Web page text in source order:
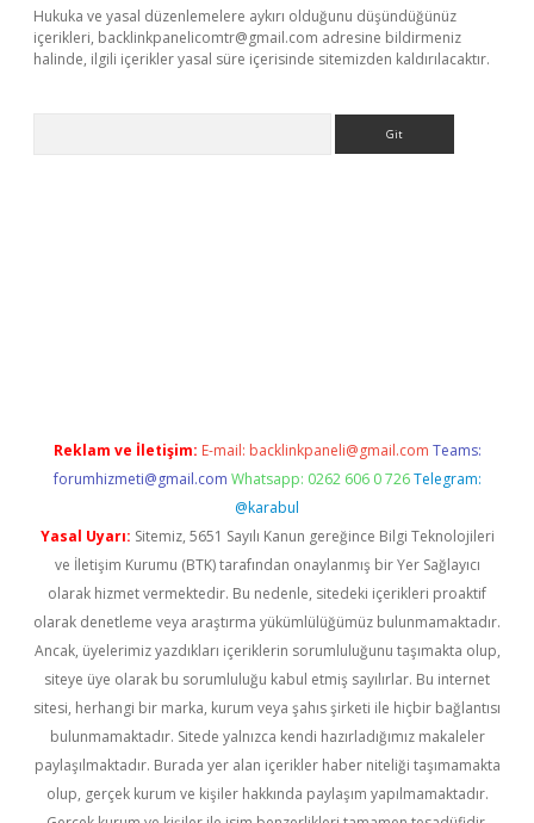
Hukuka ve yasal düzenlemelere aykırı olduğunu düşündüğünüz
içerikleri, backlinkpanelicomtr@gmail.com adresine bildirmeniz
halinde, ilgili içerikler yasal süre içerisinde sitemizden kaldırılacaktır.
Reklam ve İletişim: E-mail: backlinkpaneli@gmail.com Teams:
forumhizmeti@gmail.com Whatsapp: 0262 606 0 726 Telegram:
@karabul
Yasal Uyarı: Sitemiz, 5651 Sayılı Kanun gereğince Bilgi Teknolojileri
ve İletişim Kurumu (BTK) tarafından onaylanmış bir Yer Sağlayıcı
olarak hizmet vermektedir. Bu nedenle, sitedeki içerikleri proaktif
olarak denetleme veya araştırma yükümlülüğümüz bulunmamaktadır.
Ancak, üyelerimiz yazdıkları içeriklerin sorumluluğunu taşımakta olup,
siteye üye olarak bu sorumluluğu kabul etmiş sayılırlar. Bu internet
sitesi, herhangi bir marka, kurum veya şahıs şirketi ile hiçbir bağlantısı
bulunmamaktadır. Sitede yalnızca kendi hazırladığımız makaleler
paylaşılmaktadır. Burada yer alan içerikler haber niteliği taşımamakta
olup, gerçek kurum ve kişiler hakkında paylaşım yapılmamaktadır.